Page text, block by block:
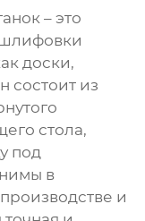
– это
доски,
состоит из
стола,
под
в
и